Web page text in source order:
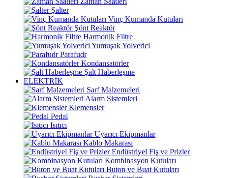
Şalter
Vinç Kumanda Kutuları
Şönt Reaktör
Harmonik Filtre
Yumuşak Yolverici
Parafudr
Kondansatörler
Şalt Haberleşme
ELEKTRİK
Sarf Malzemeleri
Alarm Sistemleri
Klemensler
Pedal
Isıtıcı
Uyarıcı Ekipmanlar
Kablo Makarası
Endüstriyel Fiş ve Prizler
Kombinasyon Kutuları
Buton ve Buat Kutuları